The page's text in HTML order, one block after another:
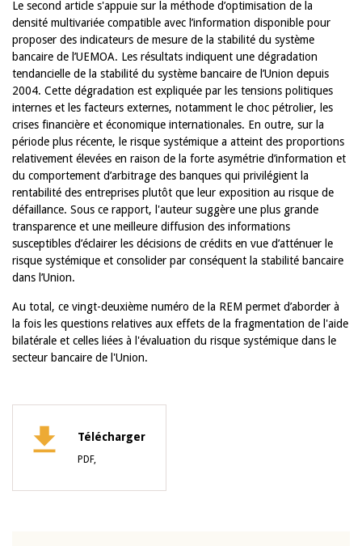
Le second article s'appuie sur la méthode d’optimisation de la
densité multivariée compatible avec l’information disponible pour
proposer des indicateurs de mesure de la stabilité du système
bancaire de l’UEMOA. Les résultats indiquent une dégradation
tendancielle de la stabilité du système bancaire de l’Union depuis
2004. Cette dégradation est expliquée par les tensions politiques
internes et les facteurs externes, notamment le choc pétrolier, les
crises financière et économique internationales. En outre, sur la
période plus récente, le risque systémique a atteint des proportions
relativement élevées en raison de la forte asymétrie d’information et
du comportement d’arbitrage des banques qui privilégient la
rentabilité des entreprises plutôt que leur exposition au risque de
défaillance. Sous ce rapport, l'auteur suggère une plus grande
transparence et une meilleure diffusion des informations
susceptibles d’éclairer les décisions de crédits en vue d’atténuer le
risque systémique et consolider par conséquent la stabilité bancaire
dans l’Union.
Au total, ce vingt-deuxième numéro de la REM permet d’aborder à
la fois les questions relatives aux effets de la fragmentation de l'aide
bilatérale et celles liées à l'évaluation du risque systémique dans le
secteur bancaire de l'Union.
Télécharger
PDF,